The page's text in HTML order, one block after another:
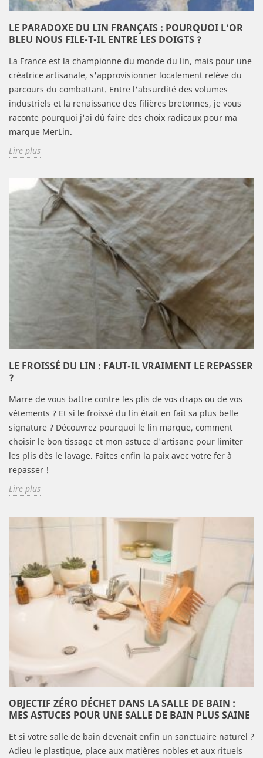
LE PARADOXE DU LIN FRANÇAIS : POURQUOI L'OR
BLEU NOUS FILE-T-IL ENTRE LES DOIGTS ?
La France est la championne du monde du lin, mais pour une
créatrice artisanale, s'approvisionner localement relève du
parcours du combattant. Entre l'absurdité des volumes
industriels et la renaissance des filières bretonnes, je vous
raconte pourquoi j'ai dû faire des choix radicaux pour ma
marque MerLin.
Lire plus
LE FROISSÉ DU LIN : FAUT-IL VRAIMENT LE REPASSER
?
Marre de vous battre contre les plis de vos draps ou de vos
vêtements ? Et si le froissé du lin était en fait sa plus belle
signature ? Découvrez pourquoi le lin marque, comment
choisir le bon tissage et mon astuce d'artisane pour limiter
les plis dès le lavage. Faites enfin la paix avec votre fer à
repasser !
Lire plus
OBJECTIF ZÉRO DÉCHET DANS LA SALLE DE BAIN :
MES ASTUCES POUR UNE SALLE DE BAIN PLUS SAINE
Et si votre salle de bain devenait enfin un sanctuaire naturel ?
Adieu le plastique, place aux matières nobles et aux rituels